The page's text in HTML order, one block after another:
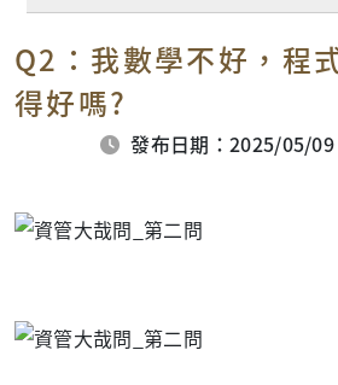
Q2：我數學不好，程
得好嗎?
發布日期：2025/05/09